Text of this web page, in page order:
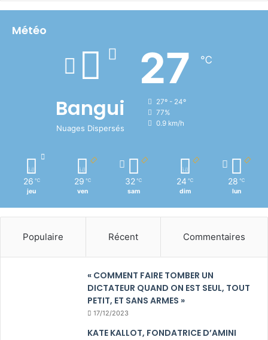
Météo
Bangui
Nuages Dispersés
27 ℃
27º - 24º
77%
0.9 km/h
26 ℃
jeu
29 ℃
ven
32 ℃
sam
24 ℃
dim
28 ℃
lun
Populaire Récent Commentaires
« COMMENT FAIRE TOMBER UN
DICTATEUR QUAND ON EST SEUL, TOUT
PETIT, ET SANS ARMES »
17/12/2023
KATE KALLOT, FONDATRICE D’AMINI